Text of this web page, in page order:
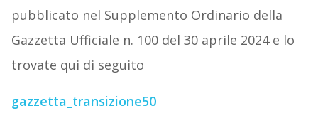
pubblicato nel Supplemento Ordinario della
Gazzetta Ufficiale n. 100 del 30 aprile 2024 e lo
trovate qui di seguito
gazzetta_transizione50